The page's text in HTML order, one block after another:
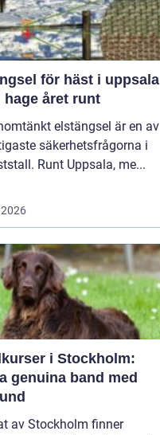
för häst i uppsala
hage året runt
elstängsel är en av
säkerhetsfrågorna i
Runt Uppsala, me...
i Stockholm:
genuina band med
av Stockholm finner